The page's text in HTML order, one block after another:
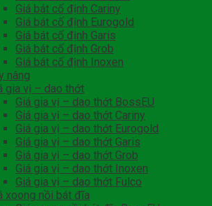
Giá bát cố định Cariny
Giá bát cố định Eurogold
Giá bát cố định Garis
Giá bát cố định Grob
Giá bát cố định Inoxen
nâng
gia vị – dao thớt
Giá gia vị – dao thớt BossEU
Giá gia vị – dao thớt Cariny
Giá gia vị – dao thớt Eurogold
Giá gia vị – dao thớt Garis
Giá gia vị – dao thớt Grob
Giá gia vị – dao thớt Inoxen
Giá gia vị – dao thớt Fulco
xoong nồi bát đĩa